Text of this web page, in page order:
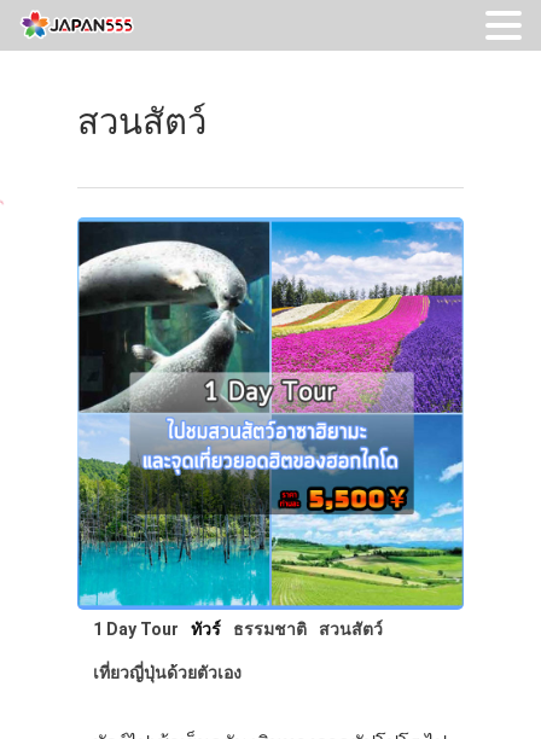
สวนสัตว์
1 Day Tour ทัวร์ ธรรมชาติ สวนสัตว์
เที่ยวญี่ปุ่นด้วยตัวเอง